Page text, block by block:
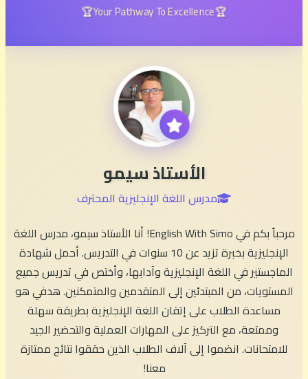
🏆Your Pathway To Excellence🏆
الأستاذ سيمو
مدرس اللغة الإنجليزية المحترف
مرحباً بكم في English With Simo! أنا الأستاذ سيمو، مدرس اللغة
الإنجليزية بخبرة تزيد عن 10 سنوات في التدريس. أحمل شهادة
الماجستير في اللغة الإنجليزية وآدابها، وأختص في تدريس جميع
المستويات، من المبتدئين إلى المتقدمين والمتمكنين. هدفي هو
مساعدة الطلاب على إتقان اللغة الإنجليزية بطريقة سهلة
وممتعة، مع التركيز على المهارات العملية والتحضير الجيد
للامتحانات. انضموا إلى آلاف الطلاب الذين حققوا نتائج ممتازة
معنا!